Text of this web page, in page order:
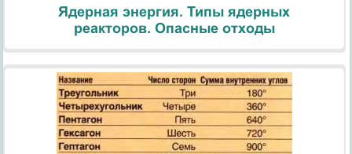
Ядерная энергия. Типы ядерных
реакторов. Опасные отходы